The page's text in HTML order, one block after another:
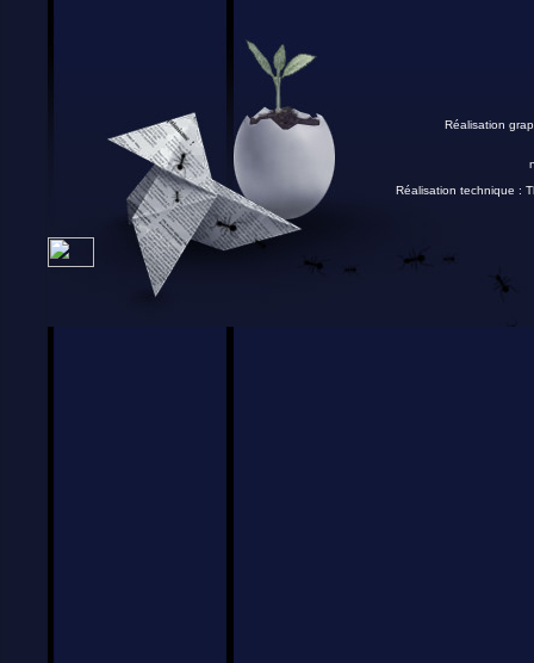
Réalisation
Réalisation technique :